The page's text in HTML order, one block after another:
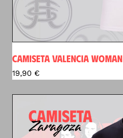
CAMISETA VALENCIA WOMAN
19,90 €